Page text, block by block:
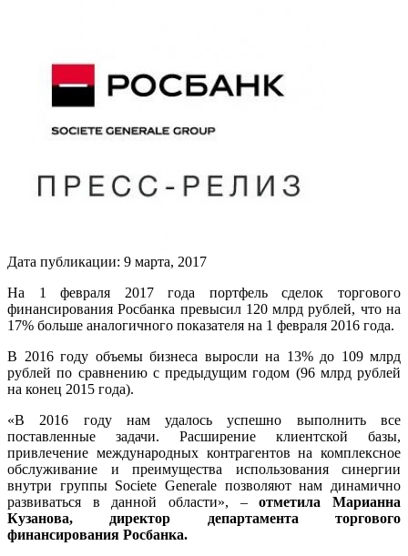
Дата публикации: 9 марта, 2017
На 1 февраля 2017 года портфель сделок торгового
финансирования Росбанка превысил 120 млрд рублей, что на
17% больше аналогичного показателя на 1 февраля 2016 года.
В 2016 году объемы бизнеса выросли на 13% до 109 млрд
рублей по сравнению с предыдущим годом (96 млрд рублей
на конец 2015 года).
«В 2016 году нам удалось успешно выполнить все
поставленные задачи. Расширение клиентской базы,
привлечение международных контрагентов на комплексное
обслуживание и преимущества использования синергии
внутри группы Societe Generale позволяют нам динамично
развиваться в данной области», –отметила Марианна
Кузанова, директор департамента торгового
финансирования Росбанка.